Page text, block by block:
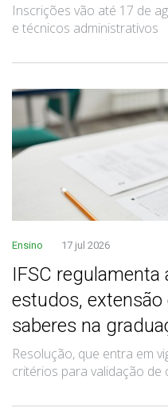
Inscrições vão até 17 de
e técnicos administrativos
Ensino 17 jul 2026
IFSC
estudos,
saberes na
Resolução, que entra em
critérios para validação